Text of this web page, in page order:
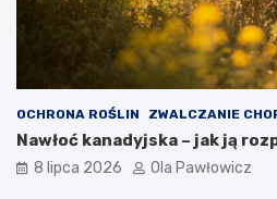
OCHRONA ROŚLIN ZWALCZANIE
Nawłoć kanadyjska – jak ją
8 lipca 2026 Ola Pawłowicz